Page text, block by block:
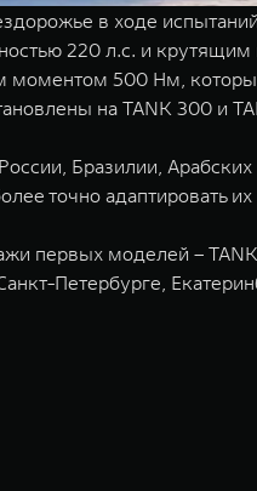
в ходе
220 л.с. и
500 Нм,
на TANK 300 и
Бразилии,
точно адаптировать
первых моделей –
Петербурге,